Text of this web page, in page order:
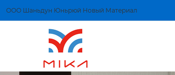
ООО Шаньдун Юньрюй Новый Материал